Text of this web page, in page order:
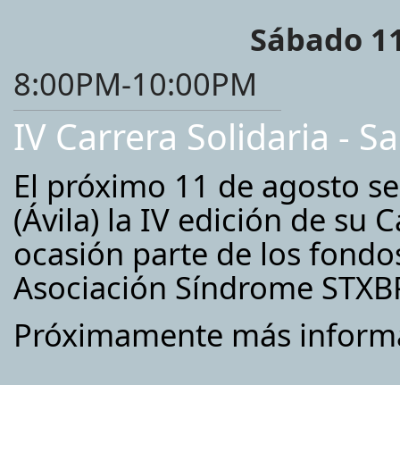
Sábado
8:00PM-10:00PM
IV Carrera Solidaria -
El próximo 11 de agosto
(Ávila) la IV edición de su
ocasión parte de los
Asociación Síndrome
Próximamente más